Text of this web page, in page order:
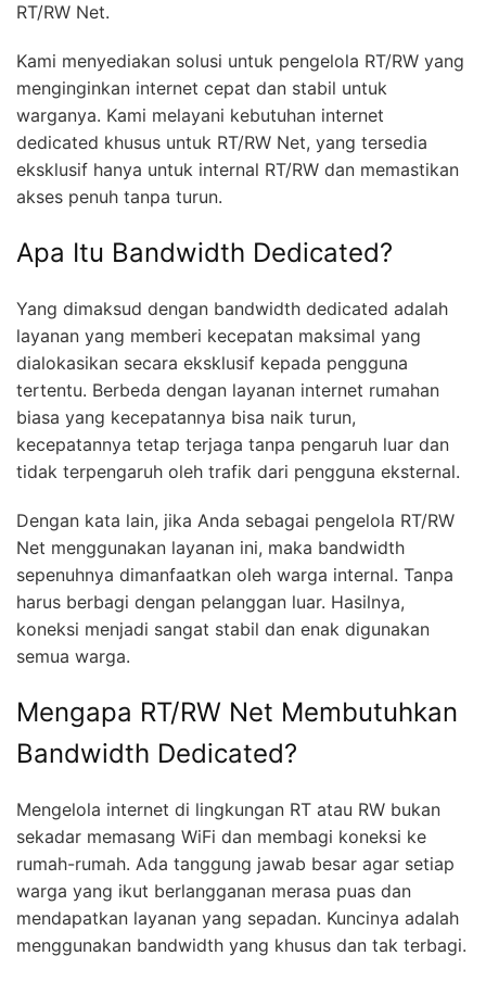
RT/RW Net.
Kami menyediakan solusi untuk pengelola RT/RW yang
menginginkan internet cepat dan stabil untuk
warganya. Kami melayani kebutuhan internet
dedicated khusus untuk RT/RW Net, yang tersedia
eksklusif hanya untuk internal RT/RW dan memastikan
akses penuh tanpa turun.
Apa Itu Bandwidth Dedicated?
Yang dimaksud dengan bandwidth dedicated adalah
layanan yang memberi kecepatan maksimal yang
dialokasikan secara eksklusif kepada pengguna
tertentu. Berbeda dengan layanan internet rumahan
biasa yang kecepatannya bisa naik turun,
kecepatannya tetap terjaga tanpa pengaruh luar dan
tidak terpengaruh oleh trafik dari pengguna eksternal.
Dengan kata lain, jika Anda sebagai pengelola RT/RW
Net menggunakan layanan ini, maka bandwidth
sepenuhnya dimanfaatkan oleh warga internal. Tanpa
harus berbagi dengan pelanggan luar. Hasilnya,
koneksi menjadi sangat stabil dan enak digunakan
semua warga.
Mengapa RT/RW Net Membutuhkan
Bandwidth Dedicated?
Mengelola internet di lingkungan RT atau RW bukan
sekadar memasang WiFi dan membagi koneksi ke
rumah-rumah. Ada tanggung jawab besar agar setiap
warga yang ikut berlangganan merasa puas dan
mendapatkan layanan yang sepadan. Kuncinya adalah
menggunakan bandwidth yang khusus dan tak terbagi.